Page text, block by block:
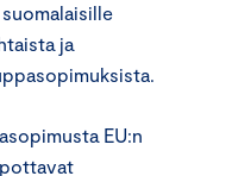
ja
EU:n